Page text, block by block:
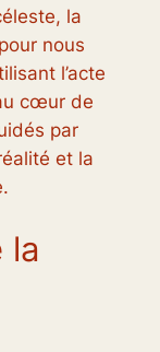
la
nous
l’acte
cœur de
par
et la
la